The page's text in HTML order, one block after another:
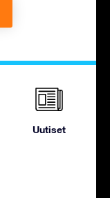
Uutiset